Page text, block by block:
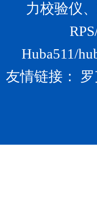
力校验仪
Huba511/
友情链接：